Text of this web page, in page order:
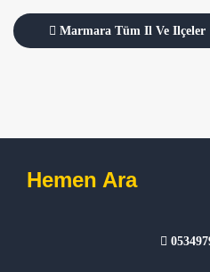
Marmara Tüm Il Ve Ilçeler
Hemen Ara